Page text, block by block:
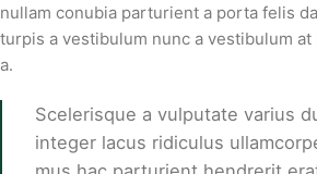
nullam conubia parturient a porta felis
turpis a vestibulum nunc a vestibulum
a.
Scelerisque a vulputate varius
integer lacus ridiculus